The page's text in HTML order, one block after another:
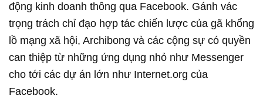
động kinh doanh thông qua Facebook. Gánh vác
trọng trách chỉ đạo hợp tác chiến lược của gã khổng
lồ mạng xã hội, Archibong và các cộng sự có quyền
can thiệp từ những ứng dụng nhỏ như Messenger
cho tới các dự án lớn như Internet.org của
Facebook.